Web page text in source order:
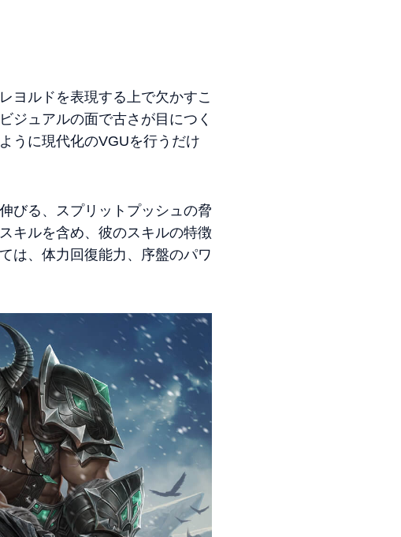
ヨルドを表現する上で欠かすこ
ジュアルの面で古さが目につく
うに現代化のVGUを行うだけ
びる、スプリットプッシュの脅
キルを含め、彼のスキルの特徴
は、体力回復能力、序盤のパワ